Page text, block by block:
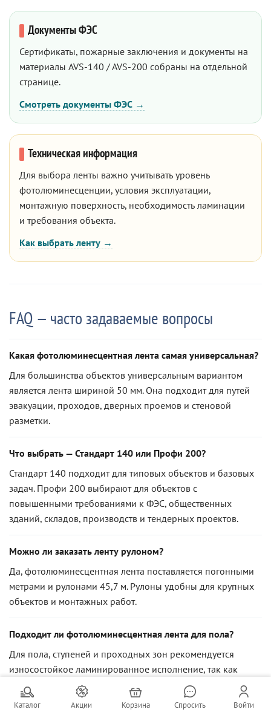
Каталог Акции Корзина Спросить Войти
Документы ФЭС
Сертификаты, пожарные заключения и документы на
материалы AVS-140 / AVS-200 собраны на отдельной
странице.
Смотреть документы ФЭС →
Техническая информация
Для выбора ленты важно учитывать уровень
фотолюминесценции, условия эксплуатации,
монтажную поверхность, необходимость ламинации
и требования объекта.
Как выбрать ленту →
FAQ — часто задаваемые вопросы
Какая фотолюминесцентная лента самая универсальная?
Для большинства объектов универсальным вариантом
является лента шириной 50 мм. Она подходит для путей
эвакуации, проходов, дверных проемов и стеновой
разметки.
Что выбрать — Стандарт 140 или Профи 200?
Стандарт 140 подходит для типовых объектов и базовых
задач. Профи 200 выбирают для объектов с
повышенными требованиями к ФЭС, общественных
зданий, складов, производств и тендерных проектов.
Можно ли заказать ленту рулоном?
Да, фотолюминесцентная лента поставляется погонными
метрами и рулонами 45,7 м. Рулоны удобны для крупных
объектов и монтажных работ.
Подходит ли фотолюминесцентная лента для пола?
Для пола, ступеней и проходных зон рекомендуется
износостойкое ламинированное исполнение, так как
обычная лента быстрее изнашивается при механической
нагрузке.